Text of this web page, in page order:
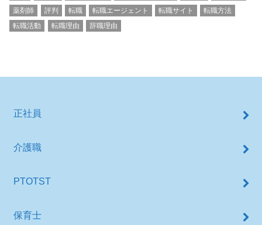
薬剤師
評判 転職 転職エージェント 転職サイト
転職方法
転職活動
転職理由 辞職理由
正社員
介護職
PTOTST
保育士